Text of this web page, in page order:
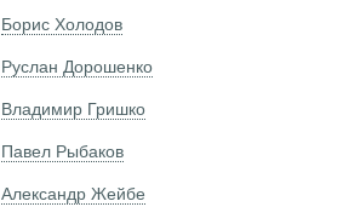
Борис Холодов
Руслан Дорошенко
Владимир Гришко
Павел Рыбаков
Александр Жейбе